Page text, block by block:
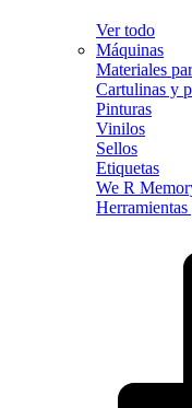
Ver todo
Máquinas
Materiales
Cartulinas y
Pinturas
Vinilos
Sellos
Etiquetas
We R